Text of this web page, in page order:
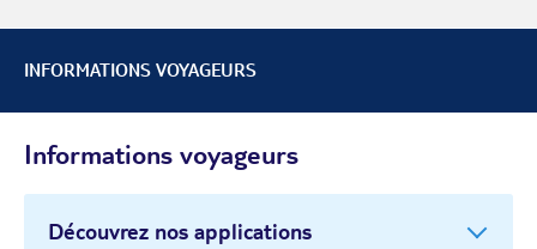
INFORMATIONS VOYAGEURS
Informations voyageurs
Découvrez nos applications